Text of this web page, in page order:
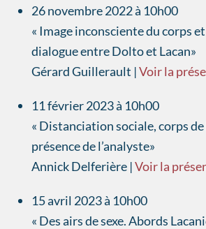
26 novembre 2022 à 10h00
« Image inconsciente du corps
dialogue entre Dolto et Lacan»
Gérard Guillerault |Voir la
11 février 2023 à 10h00
« Distanciation sociale, corps de
présence de l’analyste»
Annick Delferière |Voir la
15 avril 2023 à 10h00
« Des airs de sexe. Abords